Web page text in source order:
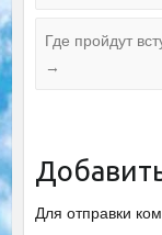
Где пройдут
→
Для отправки